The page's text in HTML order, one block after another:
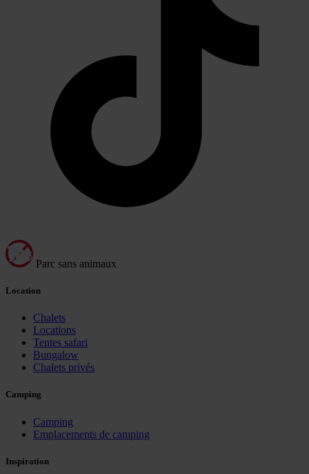
Parc sans animaux
Location
Chalets
Locations
Tentes safari
Bungalow
Chalets privés
Camping
Camping
Emplacements de camping
Inspiration